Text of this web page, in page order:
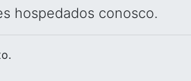
hospedados conosco.